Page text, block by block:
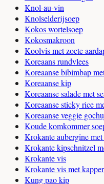
Knol-au-vin
Knolselderijsoep
Kokos wortelsoep
Kokosmakroon
Koolvis met zoete
Koreaans rundvlees
Koreaanse bibimbap
Koreaanse kip
Koreaanse salade met
Koreaanse sticky rice
Koreaanse veggie
Koude komkommer
Krokante aubergine
Krokante kipschnitzel
Krokante vis
Krokante vis met
Kung pao kip